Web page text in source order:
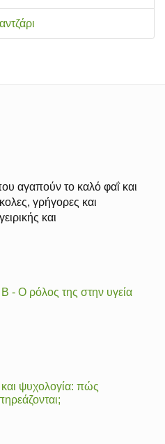
αγαπούν το καλό φαΐ και
γρήγορες και
και
Β - Ο ρόλος της στην υγεία
ψυχολογία: πώς